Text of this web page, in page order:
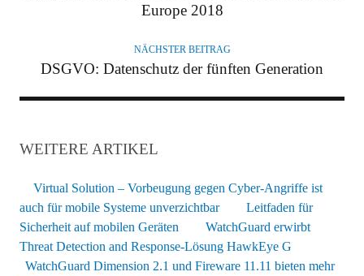
Europe 2018
NÄCHSTER BEITRAG
DSGVO: Datenschutz der fünften Generation
WEITERE ARTIKEL
Virtual Solution – Vorbeugung gegen Cyber-Angriffe ist
auch für mobile Systeme unverzichtbar
Leitfaden für
Sicherheit auf mobilen Geräten
WatchGuard erwirbt
Threat Detection and Response-Lösung HawkEye G
WatchGuard Dimension 2.1 und Fireware 11.11 bieten mehr